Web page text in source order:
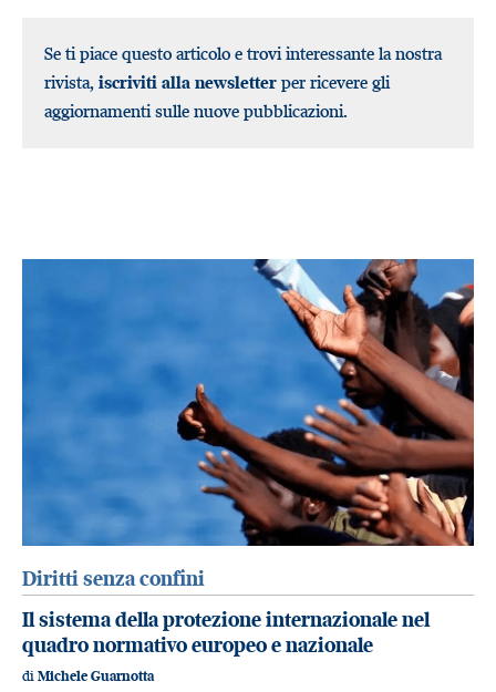
Se ti piace questo articolo e trovi interessante la nostra
rivista, iscriviti alla newsletter per ricevere gli
aggiornamenti sulle nuove pubblicazioni.
Diritti senza confini
Il sistema della protezione internazionale nel
quadro normativo europeo e nazionale
di Michele Guarnotta